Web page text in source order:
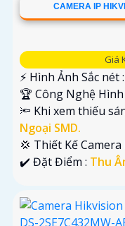
CAMERA IP
Giá
️⚡ Hình Ảnh Sắc nét :
🏆 Công Nghệ Hình
🔦 Khi xem thiếu
Ngoại SMD.
💢 Thiết Kế Camera
️✔️ Đặt Điểm : Thu